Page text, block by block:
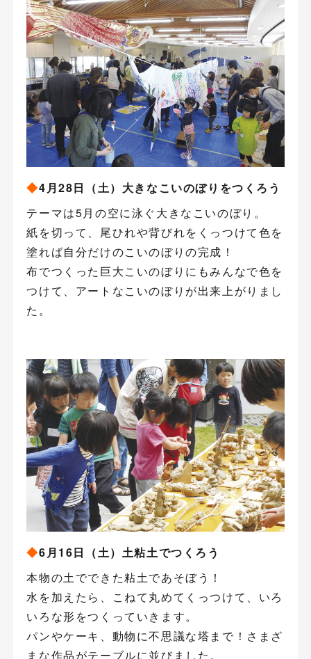
◆4月28日（土）大きなこいのぼりをつくろう
テーマは5月の空に泳ぐ大きなこいのぼり。
紙を切って、尾ひれや背びれをくっつけて色を
塗れば自分だけのこいのぼりの完成！
布でつくった巨大こいのぼりにもみんなで色を
つけて、アートなこいのぼりが出来上がりまし
た。
◆6月16日（土）土粘土でつくろう
本物の土でできた粘土であそぼう！
水を加えたら、こねて丸めてくっつけて、いろ
いろな形をつくっていきます。
パンやケーキ、動物に不思議な塔まで！さまざ
まな作品がテーブルに並びました。